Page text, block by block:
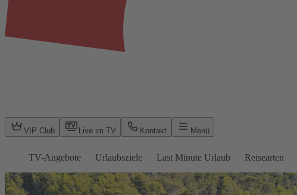
VIP Club Live im TV Kontakt Menü
TV-Angebote Urlaubsziele Last Minute Urlaub Reisearten